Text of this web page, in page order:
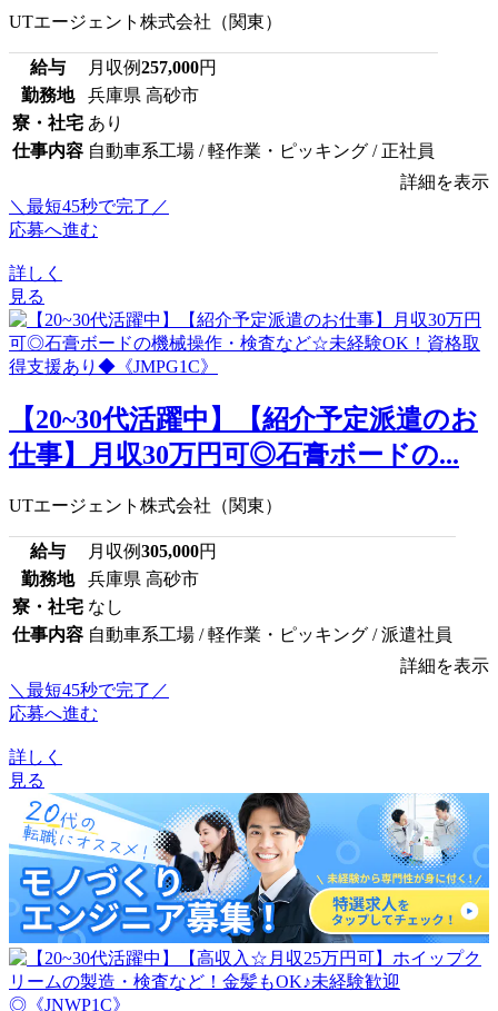
UTエージェント株式会社（関東）
給与 月収例257,000円
勤務地
兵庫県 高砂市
寮・社宅 あり
仕事内容 自動車系工場 / 軽作業・ピッキング / 正社員
詳細を表示
＼最短45秒で完了／
応募へ進む
詳しく
見る
【20~30代活躍中】【紹介予定派遣のお
仕事】月収30万円可◎石膏ボードの...
UTエージェント株式会社（関東）
給与 月収例305,000円
勤務地
兵庫県 高砂市
寮・社宅 なし
仕事内容 自動車系工場 / 軽作業・ピッキング / 派遣社員
詳細を表示
＼最短45秒で完了／
応募へ進む
詳しく
見る